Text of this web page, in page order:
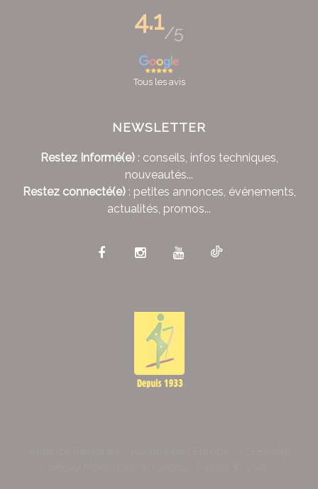
4.1/5
Tous les avis
NEWSLETTER
Restez Informé(e): conseils, infos techniques,
nouveautés...
Restez connecté(e): petites annonces, événements,
actualités, promos...